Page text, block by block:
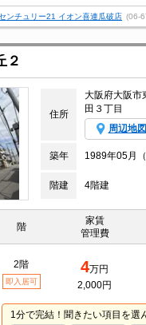
ンチュリー21 イオン喜連瓜破店 (06-
２
住所
大阪府大阪市
田３丁目
周辺地図
築年 1989年05月（
階建 4階建
階
家賃
管理費
2階
即入居可
4万円
2,000円
1分で完結！聞きたい項目を選